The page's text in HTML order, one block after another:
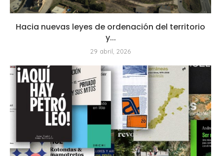
Hacia nuevas leyes de ordenación del territorio
y...
29 abril, 2026